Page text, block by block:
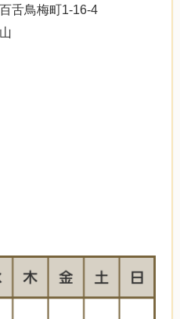
舌鳥梅町1-16-4